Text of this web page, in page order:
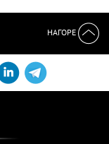
НАГОРЕ